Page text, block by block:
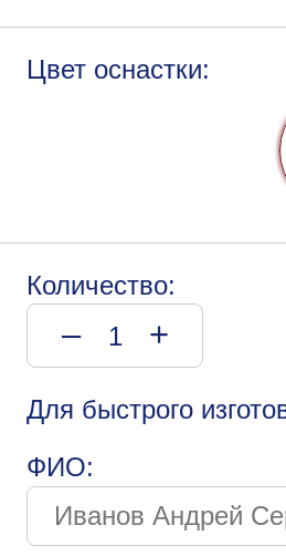
Цвет оснастки:
Количество:
– +
Для быстрого
ФИО: